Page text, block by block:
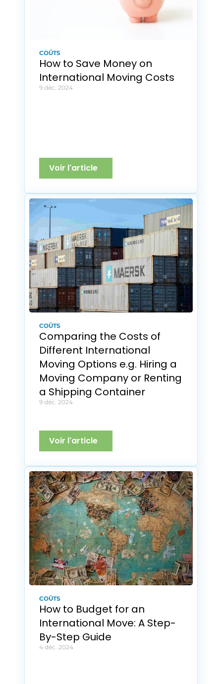
COÛTS
How to Save Money on
International Moving Costs
9 déc. 2024
Voir l'article
COÛTS
Comparing the Costs of
Different International
Moving Options e.g. Hiring a
Moving Company or Renting
a Shipping Container
9 déc. 2024
Voir l'article
COÛTS
How to Budget for an
International Move: A Step-
By-Step Guide
4 déc. 2024